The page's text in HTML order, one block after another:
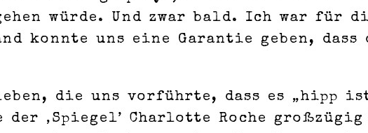
würde. Und zwar bald. Ich war für
konnte uns eine Garantie geben, dass
die uns vorführte, dass es „hipp
der ‚Spiegel’ Charlotte Roche